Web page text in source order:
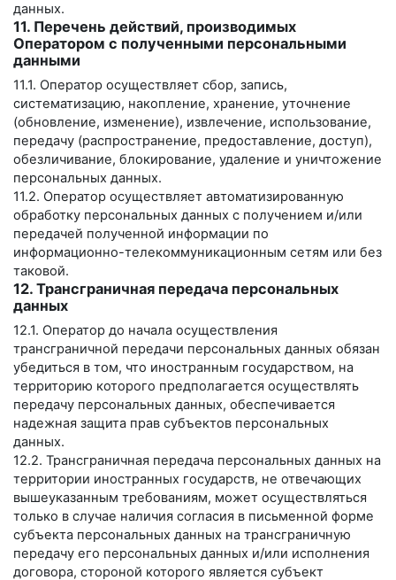
данных.
11. Перечень действий, производимых
Оператором с полученными персональными
данными
11.1. Оператор осуществляет сбор, запись,
систематизацию, накопление, хранение, уточнение
(обновление, изменение), извлечение, использование,
передачу (распространение, предоставление, доступ),
обезличивание, блокирование, удаление и уничтожение
персональных данных.
11.2. Оператор осуществляет автоматизированную
обработку персональных данных с получением и/или
передачей полученной информации по
информационно-телекоммуникационным сетям или без
таковой.
12. Трансграничная передача персональных
данных
12.1. Оператор до начала осуществления
трансграничной передачи персональных данных обязан
убедиться в том, что иностранным государством, на
территорию которого предполагается осуществлять
передачу персональных данных, обеспечивается
надежная защита прав субъектов персональных
данных.
12.2. Трансграничная передача персональных данных на
территории иностранных государств, не отвечающих
вышеуказанным требованиям, может осуществляться
только в случае наличия согласия в письменной форме
субъекта персональных данных на трансграничную
передачу его персональных данных и/или исполнения
договора, стороной которого является субъект